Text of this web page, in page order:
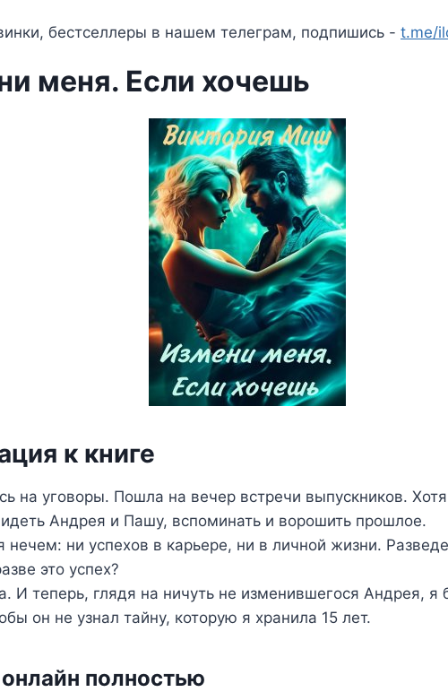
бестселлеры в нашем телеграм, подпишись - t.me/
меня. Если хочешь
к книге
на уговоры. Пошла на вечер встречи выпускников.
Андрея и Пашу, вспоминать и ворошить прошлое.
нечем: ни успехов в карьере, ни в личной жизни.
это успех?
И теперь, глядя на ничуть не изменившегося Андрея, я
он не узнал тайну, которую я хранила 15 лет.
полностью